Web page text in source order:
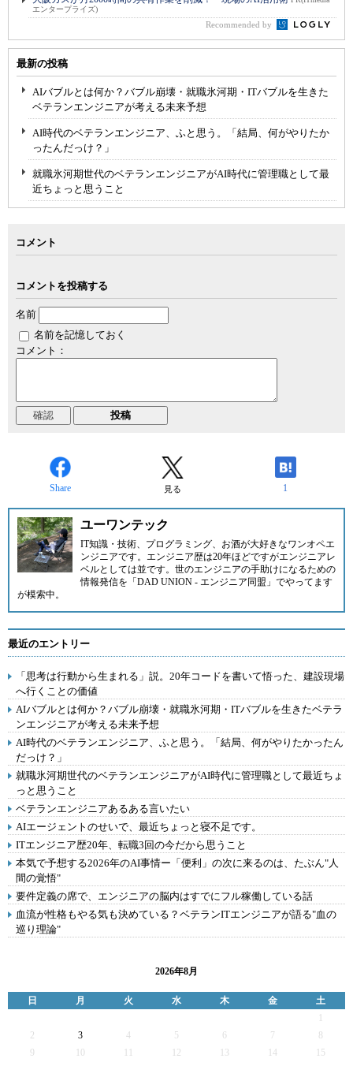
エンタープライズ)
Recommended by
最新の投稿
AIバブルとは何か？バブル崩壊・就職氷河期・ITバブルを生きた
ベテランエンジニアが考える未来予想
AI時代のベテランエンジニア、ふと思う。「結局、何がやりたか
ったんだっけ？」
就職氷河期世代のベテランエンジニアがAI時代に管理職として最
近ちょっと思うこと
コメント
コメントを投稿する
名前
名前を記憶しておく
コメント：
Share 見る 1
ユーワンテック
IT知識・技術、プログラミング、お酒が大好きなワンオペエ
ンジニアです。エンジニア歴は20年ほどですがエンジニアレ
ベルとしては並です。世のエンジニアの手助けになるための
情報発信を「 DAD UNION - エンジニア同盟 」でやってます
が模索中。
最近のエントリー
「思考は行動から生まれる」説。20年コードを書いて悟った、建設現場
へ行くことの価値
AIバブルとは何か？バブル崩壊・就職氷河期・ITバブルを生きたベテラ
ンエンジニアが考える未来予想
AI時代のベテランエンジニア、ふと思う。「結局、何がやりたかったん
だっけ？」
就職氷河期世代のベテランエンジニアがAI時代に管理職として最近ちょ
っと思うこと
ベテランエンジニアあるある言いたい
AIエージェントのせいで、最近ちょっと寝不足です。
ITエンジニア歴20年、転職3回の今だから思うこと
本気で予想する2026年のAI事情ー「便利」の次に来るのは、たぶん"人
間の覚悟"
要件定義の席で、エンジニアの脳内はすでにフル稼働している話
血流が性格もやる気も決めている？ベテランITエンジニアが語る"血の
巡り理論"
2026年8月
日 月 火 水 木 金
土
2
3 4 5 6 7
9
12 13 14
15